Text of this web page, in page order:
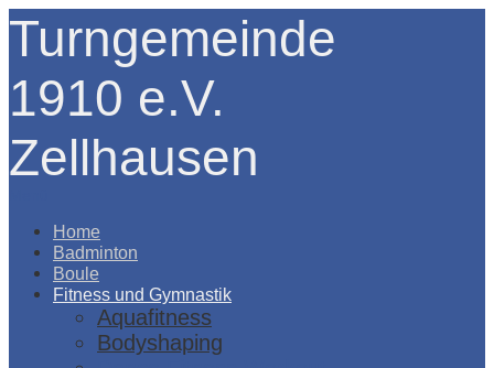
Turngemeinde
1910 e.V.
Zellhausen
Home
Badminton
Boule
Fitness und Gymnastik
Aquafitness
Bodyshaping